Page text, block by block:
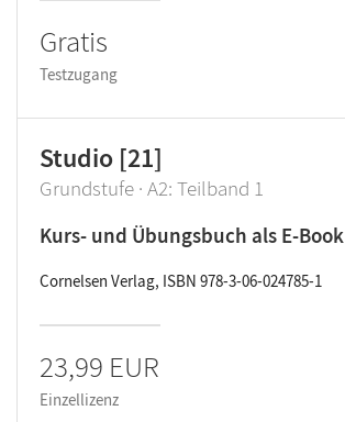
Gratis
Testzugang
Studio [21]
Grundstufe · A2: Teilband 1
Kurs- und Übungsbuch als E-Book
Cornelsen Verlag, ISBN 978-3-06-024785-1
23,99 EUR
Einzellizenz